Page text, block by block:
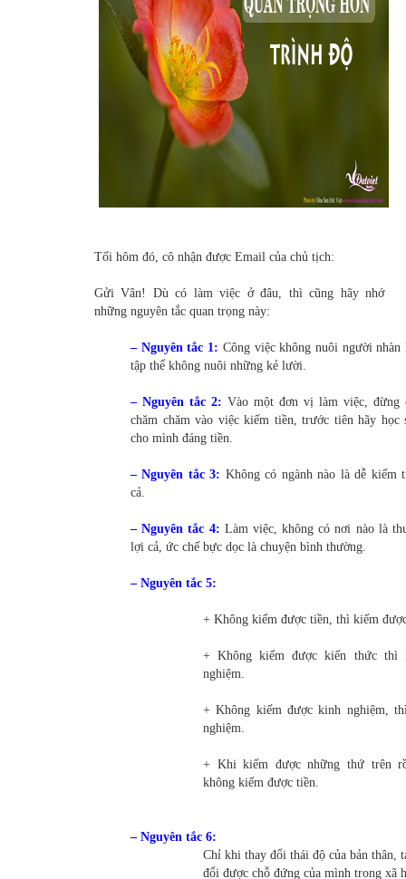
Tối hôm đó, cô nhận được Email của chủ tịch:
Gửi Vân! Dù có làm việc ở đâu, thì cũng hãy nhớ
những nguyên tắc quan trọng này:
– Nguyên tắc 1: Công việc không nuôi người nhàn
tập thể không nuôi những kẻ lười.
– Nguyên tắc 2: Vào một đơn vị làm việc, đừng
chăm chăm vào việc kiếm tiền, trước tiên hãy học
cho mình đáng tiền.
– Nguyên tắc 3: Không có ngành nào là dễ kiếm
cả.
– Nguyên tắc 4: Làm việc, không có nơi nào là
lợi cả, ức chế bực dọc là chuyện bình thường.
– Nguyên tắc 5:
+ Không kiếm được tiền, thì kiếm
+ Không kiếm được kiến thức thì
nghiệm.
+ Không kiếm được kinh nghiệm,
nghiệm.
+ Khi kiếm được những thứ trên
không kiếm được tiền.
– Nguyên tắc 6:
Chỉ khi thay đổi thái độ của bản thân,
đổi được chỗ đứng của mình trong xã